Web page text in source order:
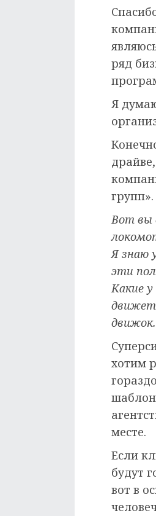
ряд
Я
групп».
Вот вы
Я знаю
эти
Какие
хотим
месте.
Если
будут
вот в